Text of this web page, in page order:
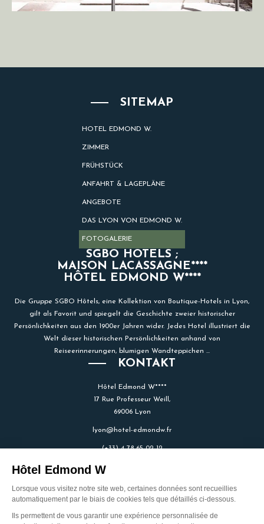
SITEMAP
HOTEL EDMOND W.
ZIMMER
FRÜHSTÜCK
ANFAHRT & LAGEPLÄNE
ANGEBOTE
DAS LYON VON EDMOND W.
FOTOGALERIE
SGBO HOTELS ;
MAISON LACASSAGNE****
HÔTEL EDMOND W****
Die Gruppe SGBO Hôtels, eine Kollektion von Boutique-Hotels in Lyon,
gilt als Favorit und spiegelt die Geschichte zweier historischer
Persönlichkeiten aus den 1900er Jahren wider. Jedes Hotel illustriert die
Welt dieser historischen Persönlichkeiten anhand von
Reiseerinnerungen, blumigen Wandteppichen ...
KONTAKT
Hôtel Edmond W****
17 Rue Professeur Weill,
69006 Lyon
lyon@hotel-edmondw.fr
(+33) 4 78 65 02 12
Entworfen und erstellt von der Agentur customR